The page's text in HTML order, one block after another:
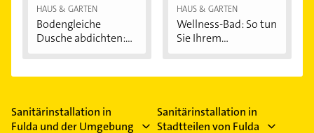
HAUS & GARTEN
Bodengleiche
Dusche abdichten:...
HAUS & GARTEN
Wellness-Bad: So tun
Sie Ihrem...
Sanitärinstallation in
Fulda und der Umgebung
Sanitärinstallation in
Stadtteilen von Fulda